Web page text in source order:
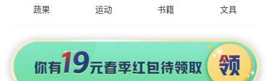
蔬果 运动 书籍 文具